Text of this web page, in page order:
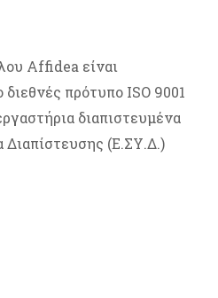
Affidea είναι
πρότυπο ISO 9001
διαπιστευμένα
Διαπίστευσης (Ε.ΣΥ.Δ.)